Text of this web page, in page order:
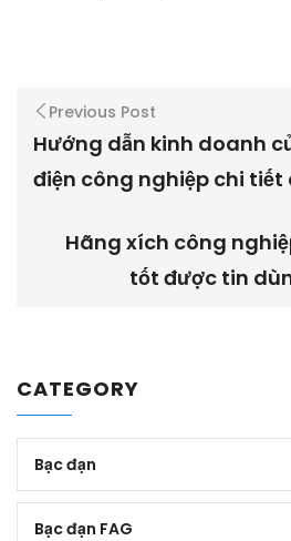
Previous Post
Hướng dẫn kinh doanh
điện công nghiệp chi
Hãng xích công
tốt được tin
CATEGORY
Bạc đạn
Bạc đạn FAG